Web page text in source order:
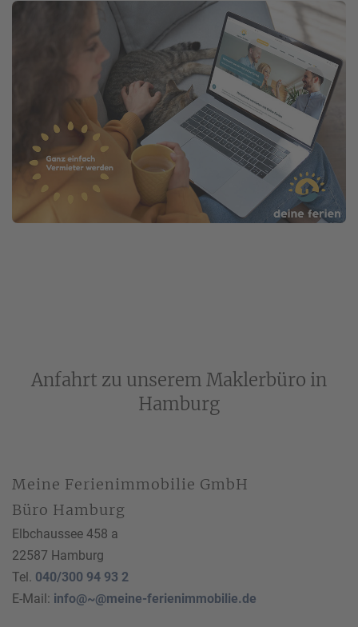
Anfahrt zu unserem Maklerbüro in
Hamburg
Meine Ferienimmobilie GmbH
Büro Hamburg
Elbchaussee 458 a
22587 Hamburg
Tel. 040/300 94 93 2
E-Mail: info@~@meine-ferienimmobilie.de